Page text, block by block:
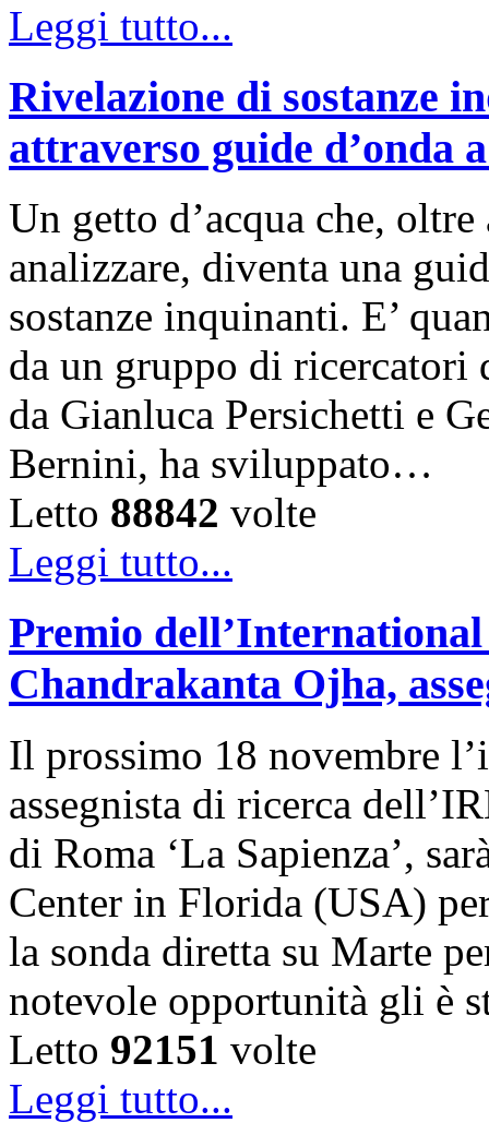
Leggi tutto...
Rivelazione di sostanze
attraverso guide d’onda
Un getto d’acqua che, oltre
analizzare, diventa una
sostanze inquinanti. E’
da un gruppo di
da Gianluca Persichetti e
Bernini, ha sviluppato…
Letto 88842 volte
Leggi tutto...
Premio dell’International
Chandrakanta Ojha,
Il prossimo 18 novembre
assegnista di ricerca
di Roma ‘La Sapienza’,
Center in Florida (USA)
la sonda diretta su Marte
notevole opportunità gli è
Letto 92151 volte
Leggi tutto...